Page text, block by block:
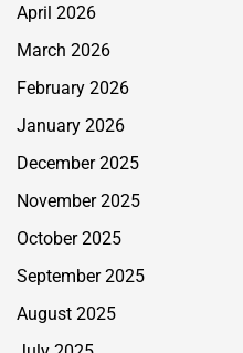
April 2026
March 2026
February 2026
January 2026
December 2025
November 2025
October 2025
September 2025
August 2025